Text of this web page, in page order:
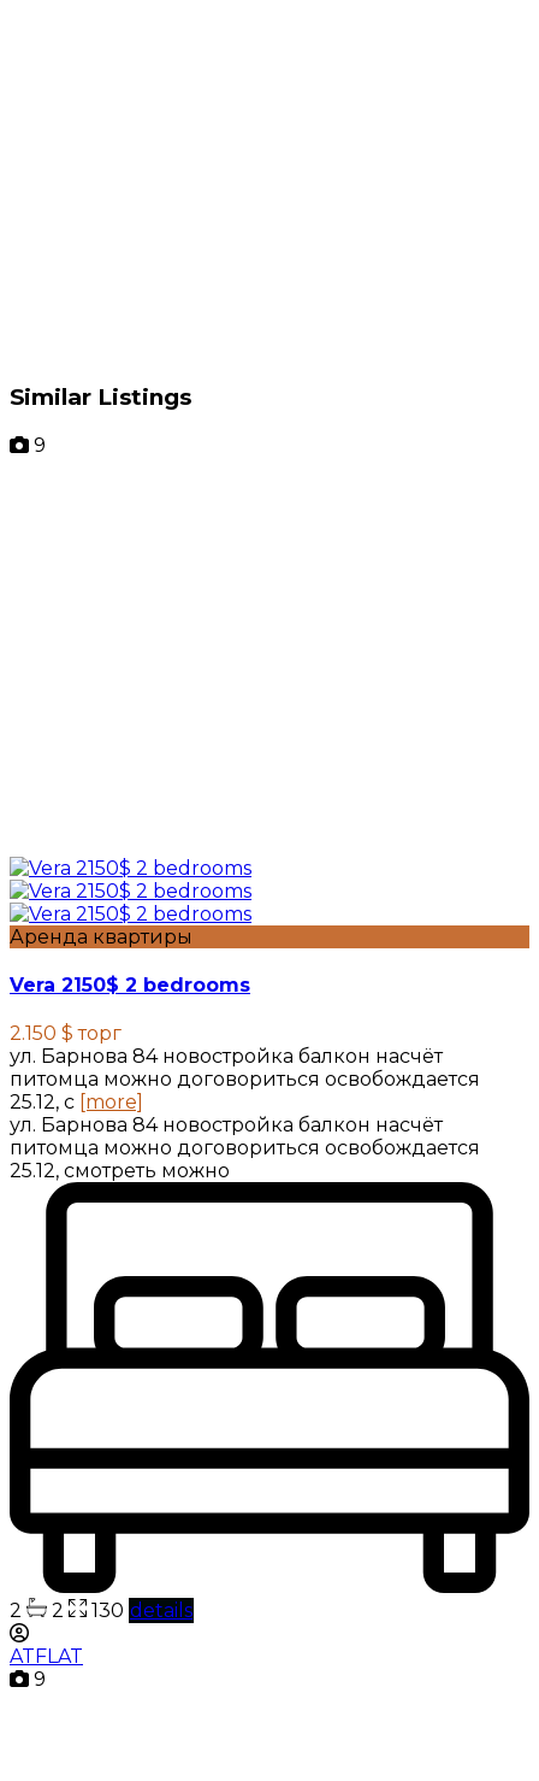
Similar Listings
9
Аренда квартиры
Vera 2150$ 2 bedrooms
2.150 $торг
ул. Барнова 84 новостройка балкон насчёт
питомца можно договориться освобождается
25.12, с [more]
ул. Барнова 84 новостройка балкон насчёт
питомца можно договориться освобождается
25.12, смотреть можно
2 2 130 details
ATFLAT
9